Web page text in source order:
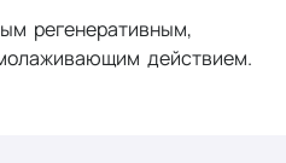
регенеративным,
действием.